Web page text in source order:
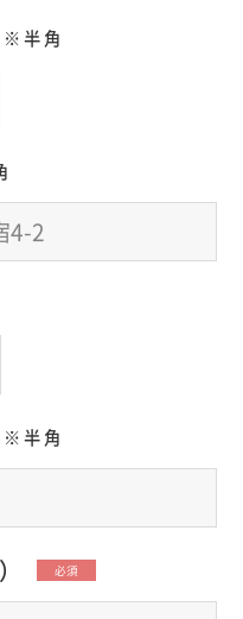
※半角
※半角
必須